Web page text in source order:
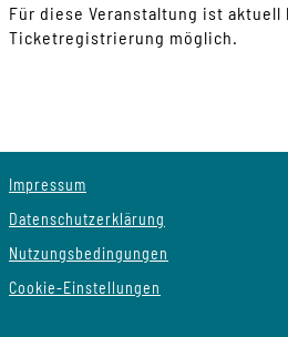
Für diese Veranstaltung ist aktuell
Ticketregistrierung möglich.
Impressum
Datenschutzerklärung
Nutzungsbedingungen
Cookie-Einstellungen